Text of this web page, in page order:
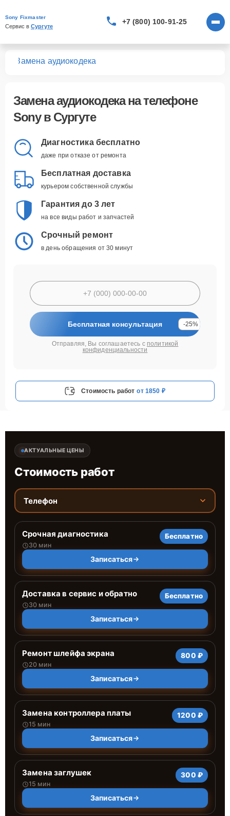
Sony Fixmaster
Сервис в Сургуте
+7 (800) 100-91-25
Замена аудиокодека
Замена аудиокодекана телефоне
Sony в Сургуте
Диагностика бесплатно
даже при отказе от ремонта
Бесплатная доставка
курьером собственной службы
Гарантия до 3 лет
на все виды работ и запчастей
Срочный ремонт
в день обращения от 30 минут
Бесплатная консультация -25%
Отправляя, Вы соглашаетесь с политикой
конфиденциальности
Стоимость работ от 1850 ₽
АКТУАЛЬНЫЕ ЦЕНЫ
Стоимость работ
Телефон
Срочная диагностика
30 мин
Бесплатно
Записаться
Доставка в сервис и обратно
30 мин
Бесплатно
Записаться
Ремонт шлейфа экрана
20 мин
800 ₽
Записаться
Замена контроллера платы
15 мин
1200 ₽
Записаться
Замена заглушек
15 мин
300 ₽
Записаться